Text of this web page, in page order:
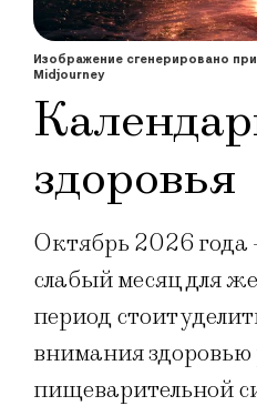
Изображение сгенерировано
Midjourney
здоровья
Октябрь 2026 года
слабый месяц для
период стоит
внимания
пищеварительной